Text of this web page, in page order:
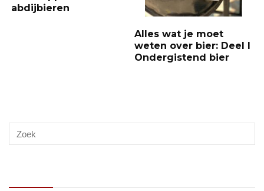
abdijbieren
Alles wat je moet
weten over bier: Deel I
Ondergistend bier